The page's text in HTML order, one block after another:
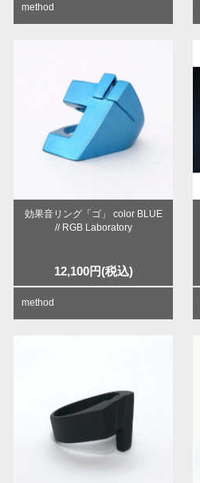
method
効果音リング「ゴ」 color BLUE
// RGB Laboratory
12,100円(税込)
method